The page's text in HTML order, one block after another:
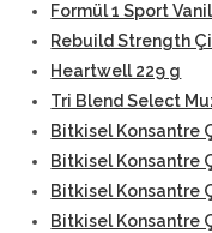
Formül 1 Sport
Rebuild Strength
Heartwell 229 g
Tri Blend Select
Bitkisel Konsantre
Bitkisel Konsantre
Bitkisel Konsantre
Bitkisel Konsantre